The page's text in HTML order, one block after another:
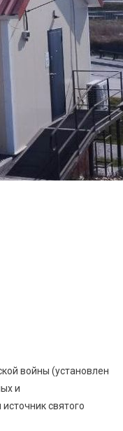
войны (установлен
и
святого